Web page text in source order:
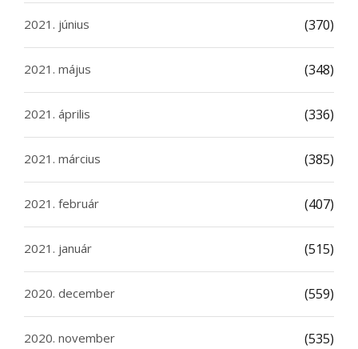
2021. június (370)
2021. május (348)
2021. április (336)
2021. március (385)
2021. február (407)
2021. január (515)
2020. december (559)
2020. november (535)